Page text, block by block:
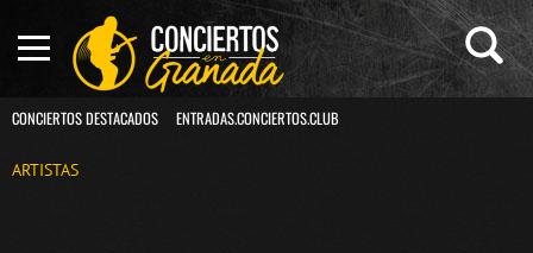
CONCIERTOS DESTACADOS ENTRADAS.CONCIERTOS.CLUB
ARTISTAS